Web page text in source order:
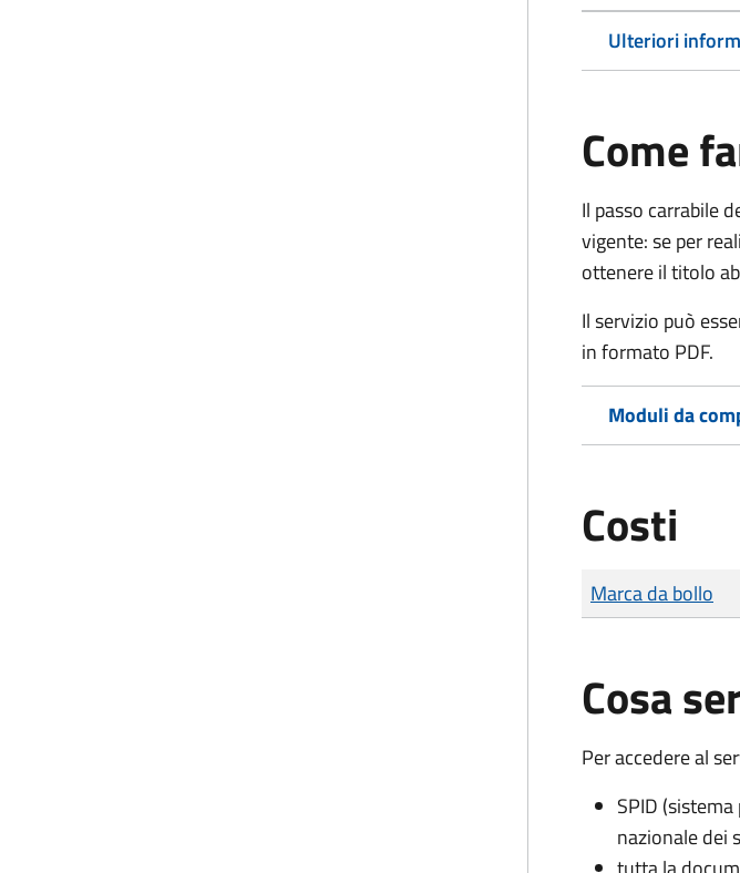
Ulteriori
Come
Il passo carrabile
vigente: se per
ottenere il titolo
Il servizio può
in formato PDF.
Moduli da
Costi
Tipo di pagamento
Importo
Marca da bollo
Cosa
Per accedere al
SPID
nazionale dei